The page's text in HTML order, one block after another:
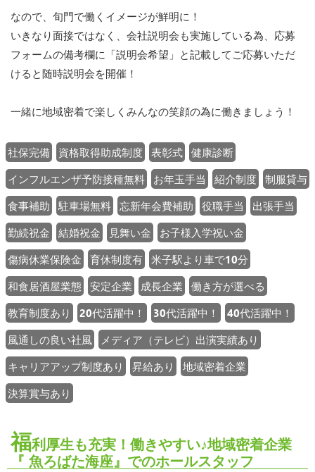
なので、旬門で働くイメージが鮮明に！
いきなり面接ではなく、会社説明会も実施している為、応募
フォームの備考欄に「説明会希望」と記載してご応募いただ
けると随時説明会を開催！
一緒に地域密着で楽しくみんなの笑顔の為に働きましょう！
社保完備 資格取得助成制度 表彰式 健康診断
インフルエンザ予防接種無料
お年玉手当 紹介制度 制服貸与
食事補助
駐車場無料 忘新年会費補助 役職手当
出張手当
勤続祝金
結婚祝金 見舞い金
お子様入学祝い金
傷病休業保険金
育休制度有 米子駅より車で10分
和食居酒屋業態 安定企業 成長企業
働き方が選べる
教育制度あり
20代活躍中！ 30代活躍中！
40代活躍中！
風通しの良い社風
メディア（テレビ）出演実績あり
キャリアアップ制度あり
昇給あり
地域密着企業
決算賞与あり
福利厚生も充実！働きやすい♪地域密着企業
『 魚ろばた海座』でのホールスタッフ